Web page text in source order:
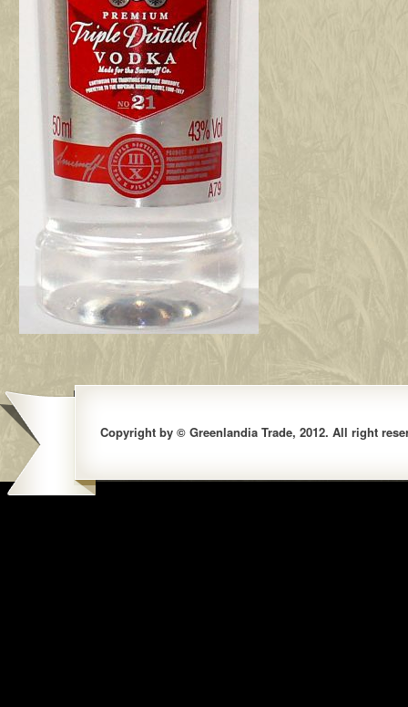
Copyright by © Greenlandia Trade, 2012. All right